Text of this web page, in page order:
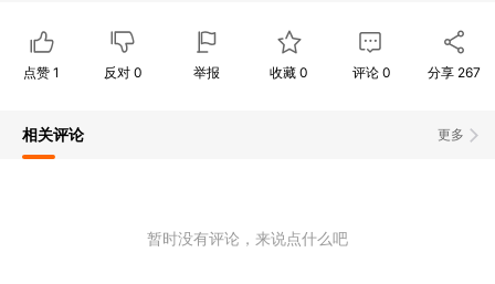
点赞 1 反对0 举报 收藏 0 评论 0 分享 267
更多
相关评论
暂时没有评论，来说点什么吧